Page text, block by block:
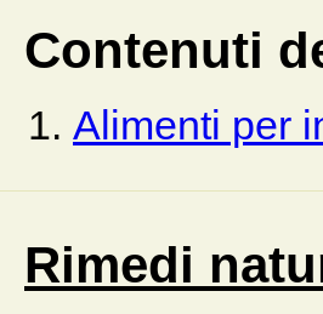
Contenuti
Alimenti per
Rimedi